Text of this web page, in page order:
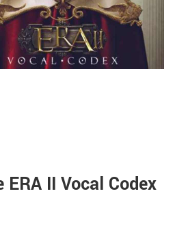
ERA II Vocal Codex